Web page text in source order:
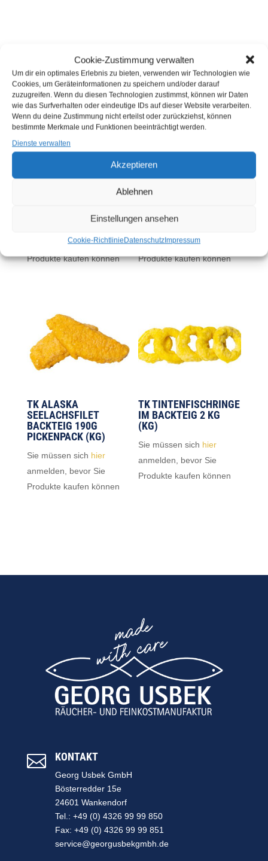
Cookie-Zustimmung verwalten
Um dir ein optimales Erlebnis zu bieten, verwenden wir Technologien wie
Cookies, um Geräteinformationen zu speichern und/oder darauf
zuzugreifen. Wenn du diesen Technologien zustimmst, können wir Daten
wie das Surfverhalten oder eindeutige IDs auf dieser Website verarbeiten.
Wenn du deine Zustimmung nicht erteilst oder zurückziehst, können
bestimmte Merkmale und Funktionen beeinträchtigt werden.
Dienste verwalten
Akzeptieren
Ablehnen
Einstellungen ansehen
Cookie-RichtlinieDatenschutzImpressum
ÄHNLICHE PRODUKTE
anmelden, bevor Sie
Produkte kaufen können
TK FISCHFRIKADELLEN
anmelden, bevor Sie
Produkte kaufen können
TK ALASKA
SEELACHSFILET
BACKTEIG 190G
PICKENPACK (KG)
Sie müssen sich hier
anmelden, bevor Sie
Produkte kaufen können
TK TINTENFISCHRINGE
IM BACKTEIG 2 KG
(KG)
Sie müssen sich hier
anmelden, bevor Sie
Produkte kaufen können
 KONTAKT
Georg Usbek GmbH
Bösterredder 15e
24601 Wankendorf
Tel.: +49 (0) 4326 99 99 850
Fax: +49 (0) 4326 99 99 851
service@georgusbekgmbh.de